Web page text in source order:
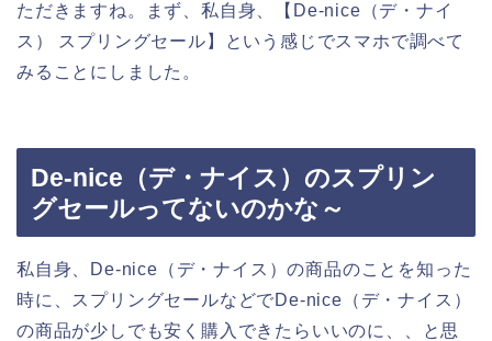
ただきますね。まず、私自身、【De-nice（デ・ナイ
ス） スプリングセール】という感じでスマホで調べて
みることにしました。
De-nice（デ・ナイス）のスプリン
グセールってないのかな～
私自身、De-nice（デ・ナイス）の商品のことを知った
時に、スプリングセールなどでDe-nice（デ・ナイス）
の商品が少しでも安く購入できたらいいのに、、と思